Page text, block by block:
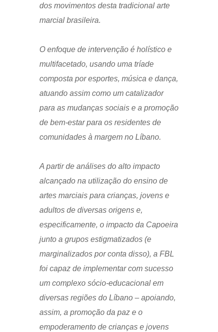
dos movimentos desta tradicional arte
marcial brasileira.
O enfoque de intervenção é holístico e
multifacetado, usando uma tríade
composta por esportes, música e dança,
atuando assim como um catalizador
para as mudanças sociais e a promoção
de bem-estar para os residentes de
comunidades à margem no Líbano.
A partir de análises do alto impacto
alcançado na utilização do ensino de
artes marciais para crianças, jovens e
adultos de diversas origens e,
especificamente, o impacto da Capoeira
junto a grupos estigmatizados (e
marginalizados por conta disso), a FBL
foi capaz de implementar com sucesso
um complexo sócio-educacional em
diversas regiões do Líbano – apoiando,
assim, a promoção da paz e o
empoderamento de crianças e jovens